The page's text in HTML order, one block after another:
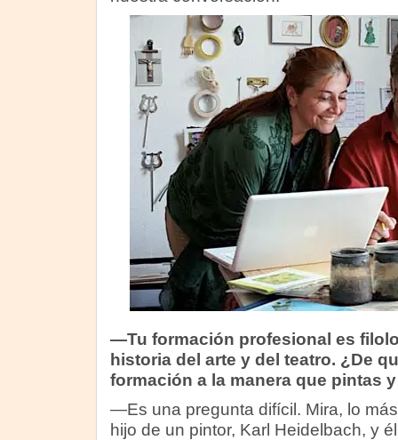
—Tu formación profesional es
historia del arte y del teatro. ¿De
formación a la manera que pintas
—Es una pregunta difícil. Mira, lo
hijo de un pintor, Karl Heidelbach, y